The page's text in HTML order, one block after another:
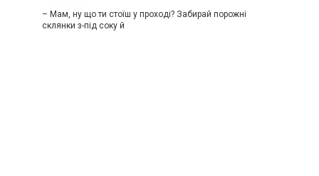
– Мам, ну що ти стоїш у проході? Забирай порожні
склянки з-під соку й